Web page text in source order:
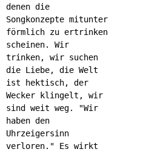
denen die
Songkonzepte mitunter
förmlich zu ertrinken
scheinen. Wir
trinken, wir suchen
die Liebe, die Welt
ist hektisch, der
Wecker klingelt, wir
sind weit weg. "Wir
haben den
Uhrzeigersinn
verloren." Es wirkt